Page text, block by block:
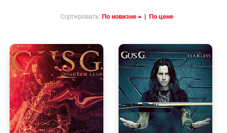
Сортировать: По новизне | По цене